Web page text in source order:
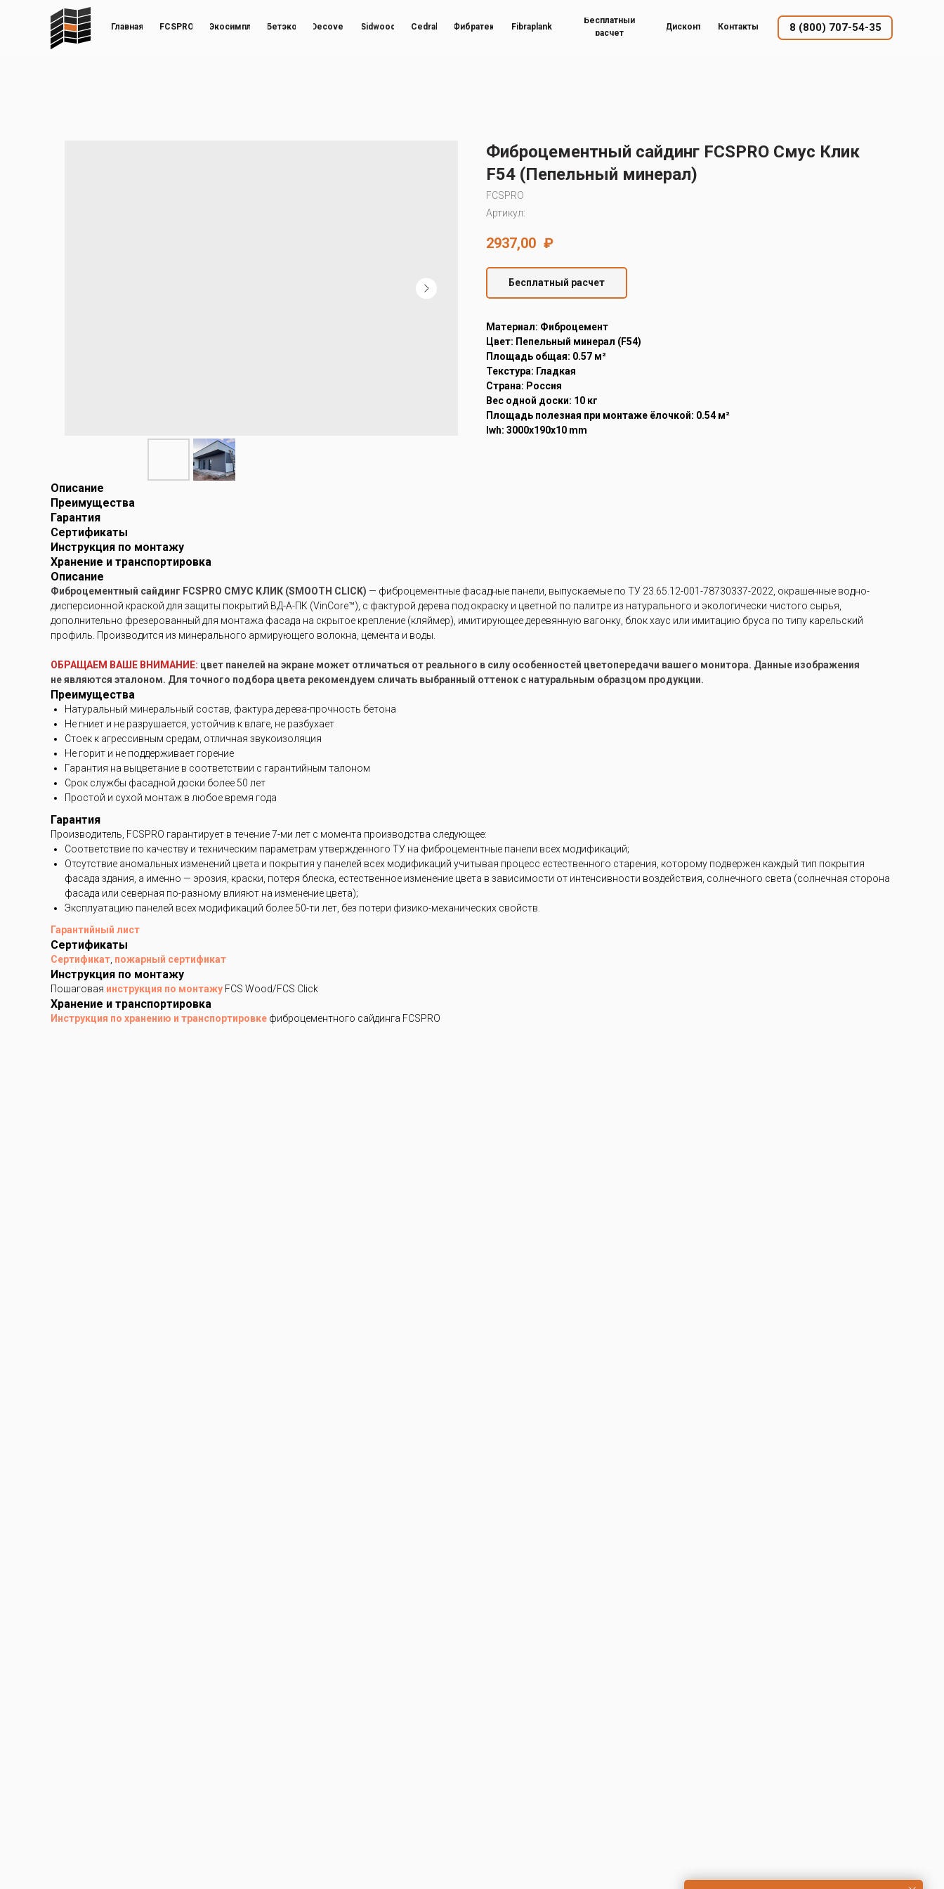
8 (800) 707-54-35
Главная FCSPRO Бетэко Decover Sidwood Cedral Фибратек
Бесплатный
расчет
Контакты
Дисконт
Экосимпл Fibraplank
Фиброцементный сайдинг FCSPRO Смус Клик
F54 (Пепельный минерал)
FCSPRO
Артикул:
2937,00 ₽
Бесплатный расчет
Материал: Фиброцемент
Цвет: Пепельный минерал (F54)
Площадь общая: 0.57 м²
Текстура: Гладкая
Страна: Россия
Вес одной доски: 10 кг
Площадь полезная при монтаже ёлочкой: 0.54 м²
lwh: 3000x190x10 mm
Описание
Преимущества
Гарантия
Сертификаты
Инструкция по монтажу
Хранение и транспортировка
Описание
Фиброцементный сайдинг FCSPRO СМУС КЛИК (SMOOTH CLICK) — фиброцементные фасадные панели, выпускаемые по ТУ 23.65.12-001-78730337-2022, окрашенные водно-
дисперсионной краской для защиты покрытий ВД-А-ПК (VinCore™), с фактурой дерева под окраску и цветной по палитре из натурального и экологически чистого сырья,
дополнительно фрезерованный для монтажа фасада на скрытое крепление (кляймер), имитирующее деревянную вагонку, блок хаус или имитацию бруса по типу карельский
профиль. Производится из минерального армирующего волокна, цемента и воды.
ОБРАЩАЕМ ВАШЕ ВНИМАНИЕ: цвет панелей на экране может отличаться от реального в силу особенностей цветопередачи вашего монитора. Данные изображения
не являются эталоном. Для точного подбора цвета рекомендуем сличать выбранный оттенок с натуральным образцом продукции.
Преимущества
Натуральный минеральный состав, фактура дерева-прочность бетона
Не гниет и не разрушается, устойчив к влаге, не разбухает
Стоек к агрессивным средам, отличная звукоизоляция
Не горит и не поддерживает горение
Гарантия на выцветание в соответствии с гарантийным талоном
Срок службы фасадной доски более 50 лет
Простой и сухой монтаж в любое время года
Гарантия
Производитель, FCSPRO гарантирует в течение 7-ми лет с момента производства следующее:
Соответствие по качеству и техническим параметрам утвержденного ТУ на фиброцементные панели всех модификаций;
Отсутствие аномальных изменений цвета и покрытия у панелей всех модификаций учитывая процесс естественного старения, которому подвержен каждый тип покрытия
фасада здания, а именно — эрозия, краски, потеря блеска, естественное изменение цвета в зависимости от интенсивности воздействия, солнечного света (солнечная сторона
фасада или северная по-разному влияют на изменение цвета);
Эксплуатацию панелей всех модификаций более 50-ти лет, без потери физико-механических свойств.
Гарантийный лист
Сертификаты
Сертификат пожарный сертификат
Инструкция по монтажу
Пошаговая инструкция по монтажу FCS Wood/FCS Click
Хранение и транспортировка
Инструкция по хранению и транспортировке фиброцементного сайдинга FCSPRO